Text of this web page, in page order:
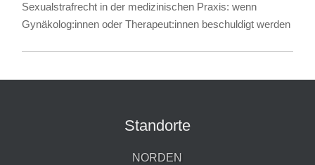
Sexualstrafrecht in der medizinischen Praxis: wenn
Gynäkolog:innen oder Therapeut:innen beschuldigt werden
Standorte
NORDEN